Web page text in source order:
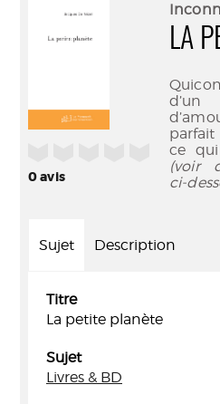
0avis
LA
ce
(voir
ci-
Sujet Description
Titre
La petite planète
Sujet
Livres & BD